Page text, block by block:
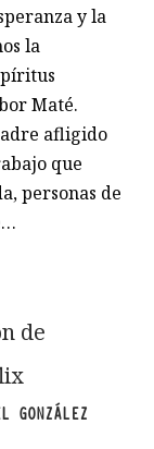
y la
la
Maté.
afligido
que
personas de
de
GONZÁLEZ